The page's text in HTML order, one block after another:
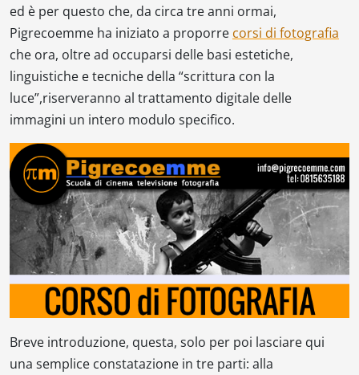
ed è per questo che, da circa tre anni ormai,
Pigrecoemme ha iniziato a proporre corsi di fotografia
che ora, oltre ad occuparsi delle basi estetiche,
linguistiche e tecniche della “scrittura con la
luce”,riserveranno al trattamento digitale delle
immagini un intero modulo specifico.
Breve introduzione, questa, solo per poi lasciare qui
una semplice constatazione in tre parti: alla